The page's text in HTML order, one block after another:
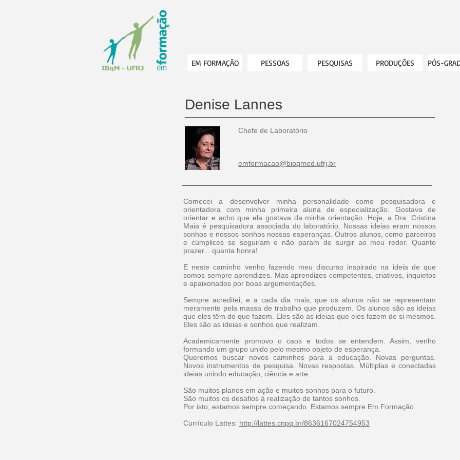
EM FORMAÇÃO PESSOAS PESQUISAS PRODUÇÕES PÓS-
Denise Lannes
Chefe de Laboratório
emformacao@bioqmed.ufrj.br
Comecei a desenvolver minha personalidade como pesquisadora e
orientadora com minha primeira aluna de especialização. Gostava de
orientar e acho que ela gostava da minha orientação. Hoje, a Dra. Cristina
Maia é pesquisadora associada do laboratório. Nossas ideias eram nossos
sonhos e nossos sonhos nossas esperanças. Outros alunos, como parceiros
e cúmplices se seguiram e não param de surgir ao meu redor. Quanto
prazer... quanta honra!
E neste caminho venho fazendo meu discurso inspirado na ideia de que
somos sempre aprendizes. Mas aprendizes competentes, criativos, inquietos
e apaixonados por boas argumentações.
Sempre acreditei, e a cada dia mais, que os alunos não se representam
meramente pela massa de trabalho que produzem. Os alunos são as ideias
que eles têm do que fazem. Eles são as ideias que eles fazem de si mesmos.
Eles são as ideias e sonhos que realizam.
Academicamente promovo o caos e todos se entendem. Assim, venho
formando um grupo unido pelo mesmo objeto de esperança.
Queremos buscar novos caminhos para a educação. Novas perguntas.
Novos instrumentos de pesquisa. Novas respostas. Múltiplas e conectadas
ideias unindo educação, ciência e arte.
São muitos planos em ação e muitos sonhos para o futuro.
São muitos os desafios à realização de tantos sonhos.
Por isto, estamos sempre começando. Estamos sempre Em Formação
Currículo Lattes: http://lattes.cnpq.br/8636167024754953